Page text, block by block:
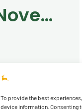
To provide the best
device information. Consenting
Bulletin November